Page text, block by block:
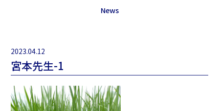
News
2023.04.12
宮本先生-1